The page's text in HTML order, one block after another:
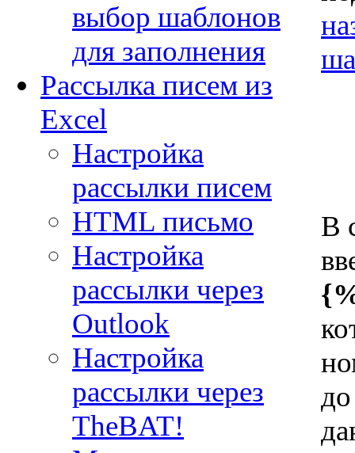
выбор шаблонов
для заполнения
Рассылка писем из
Excel
Настройка
рассылки писем
HTML письмо
Настройка
рассылки через
Outlook
Настройка
рассылки через
TheBAT!
В